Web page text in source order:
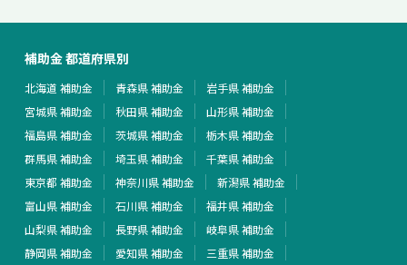
補助金 都道府県別
北海道 補助金 青森県 補助金
岩手県 補助金
宮城県 補助金
秋田県 補助金
山形県 補助金
福島県 補助金
茨城県 補助金
栃木県 補助金
群馬県 補助金
埼玉県 補助金
千葉県 補助金
東京都 補助金
神奈川県 補助金
新潟県 補助金
富山県 補助金
石川県 補助金
福井県 補助金
山梨県 補助金
長野県 補助金
岐阜県 補助金
静岡県 補助金
愛知県 補助金
三重県 補助金